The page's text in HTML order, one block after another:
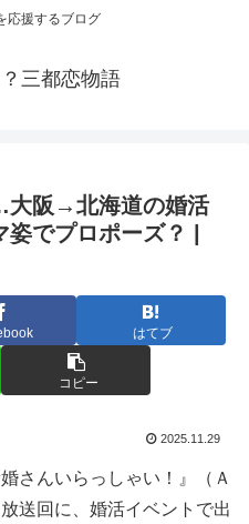
応援するブログ
三都恋物語
大阪 →北海道の婚活
でプロポーズ？ |
はてブ
コピー
2025.11.29
さんいらっしゃい！』（Ａ
送回に、婚活イベントで出